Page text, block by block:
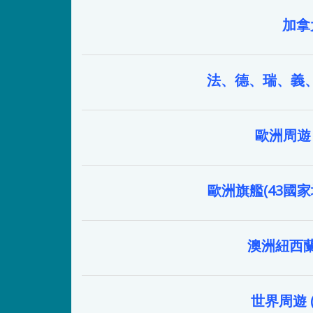
加
法、德、瑞、義
歐洲周
歐洲旗艦(43國
澳洲紐西
世界周遊